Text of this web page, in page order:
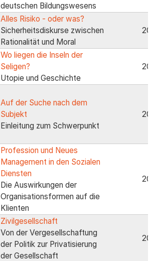
deutschen Bildungswesens
Alles Risiko - oder was?
Sicherheitsdiskurse zwischen
Rationalität und Moral
Wo liegen die Inseln der
Seligen?
Utopie und Geschichte
Auf der Suche nach dem
Subjekt
Einleitung zum Schwerpunkt
Profession und Neues
Management in den Sozialen
Diensten
Die Auswirkungen der
Organisationsformen auf die
Klienten
Zivilgesellschaft
Von der Vergesellschaftung
der Politik zur Privatisierung
der Gesellschaft